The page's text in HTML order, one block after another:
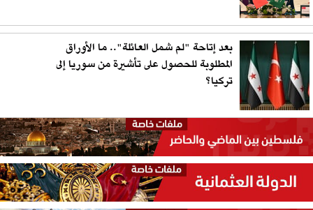
بعد إتاحة "لم شمل العائلة".. ما الأوراق
المطلوبة للحصول على تأشيرة من سوريا إلى
تركيا؟